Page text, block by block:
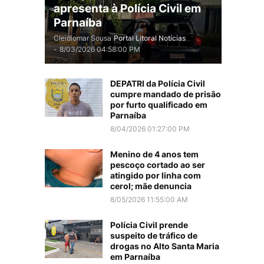
apresenta à Polícia Civil em
Parnaíba
Cleidiomar Sousa Portal Litoral Notícias
- 8/03/2026 04:58:00 PM
DEPATRI da Polícia Civil
cumpre mandado de prisão
por furto qualificado em
Parnaíba
8/04/2026 01:27:00 PM
Menino de 4 anos tem
pescoço cortado ao ser
atingido por linha com
cerol; mãe denuncia
8/05/2026 11:55:00 AM
Polícia Civil prende
suspeito de tráfico de
drogas no Alto Santa Maria
em Parnaíba